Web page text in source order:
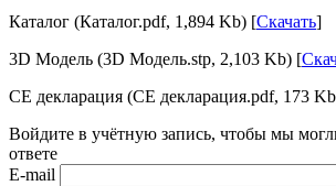
Каталог (Каталог.pdf, 1,894 Kb) [Скачать]
3D Модель (3D Модель.stp, 2,103 Kb) [
CE декларация (CE декларация.pdf, 173
Войдите в учётную запись, чтобы мы
ответе
E-mail